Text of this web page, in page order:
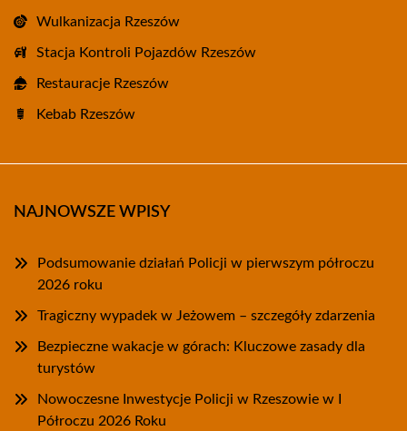
Wulkanizacja Rzeszów
Stacja Kontroli Pojazdów Rzeszów
Restauracje Rzeszów
Kebab Rzeszów
NAJNOWSZE WPISY
Podsumowanie działań Policji w pierwszym półroczu
2026 roku
Tragiczny wypadek w Jeżowem – szczegóły zdarzenia
Bezpieczne wakacje w górach: Kluczowe zasady dla
turystów
Nowoczesne Inwestycje Policji w Rzeszowie w I
Półroczu 2026 Roku